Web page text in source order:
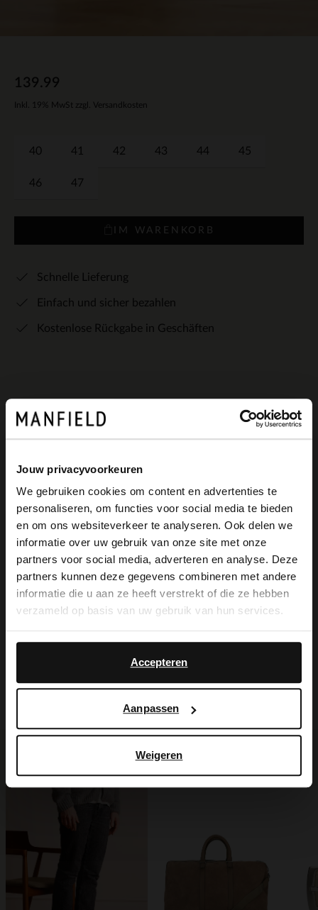
Jouw privacyvoorkeuren
We gebruiken cookies om content en advertenties te
personaliseren, om functies voor social media te bieden
en om ons websiteverkeer te analyseren. Ook delen we
informatie over uw gebruik van onze site met onze
partners voor social media, adverteren en analyse. Deze
partners kunnen deze gegevens combineren met andere
informatie die u aan ze heeft verstrekt of die ze hebben
verzameld op basis van uw gebruik van hun services.
Accepteren
Aanpassen
Weigeren
139.99
Inkl. 19% MwSt zzgl. Versandkosten
40 41 42 43 44 45
46 47
IM WARENKORB
Schnelle Lieferung
Einfach und sicher bezahlen
Kostenlose Rückgabe in Geschäften
Ich suche es für Sie
Produktbeschreibung
Beigefarbene Ledersneaker der Marke
Manfield. Die Sneaker haben eine 4 cm
dicke Sohle. Als Schuhpflege empfehlen
wir das Carbon Pro-Spray von Collonil.
Produktdetails
Lieferung & Rücksendung
×
View this website in English?
It looks like your language isn't Dutch. Would
you like to switch to English?
English